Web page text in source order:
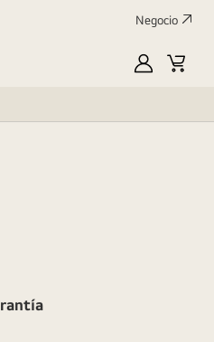
Negocio
Mi